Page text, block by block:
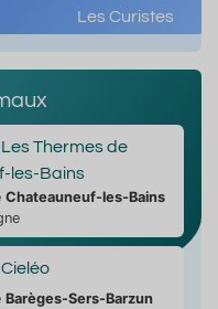
Les Curistes
Thermes de
les-Bains
Chateauneuf-les-Bains
Barèges-Sers-Barzun